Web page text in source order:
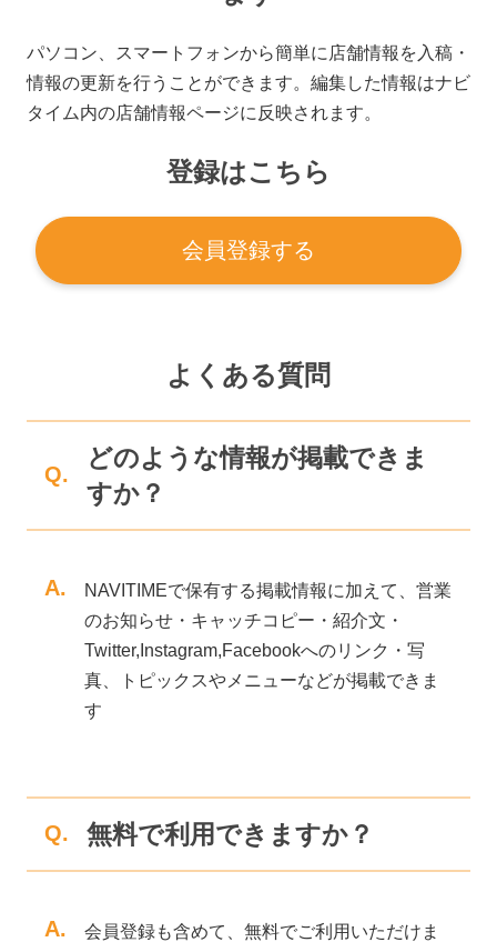
パソコン、スマートフォンから簡単に店舗情報を入稿・
情報の更新を行うことができます。編集した情報はナビ
タイム内の店舗情報ページに反映されます。
登録はこちら
会員登録する
よくある質問
Q.
どのような情報が掲載できま
すか？
A.
NAVITIMEで保有する掲載情報に加えて、営業
のお知らせ・キャッチコピー・紹介文・
Twitter,Instagram,Facebookへのリンク・写
真、トピックスやメニューなどが掲載できま
す
Q. 無料で利用できますか？
A.
会員登録も含めて、無料でご利用いただけま